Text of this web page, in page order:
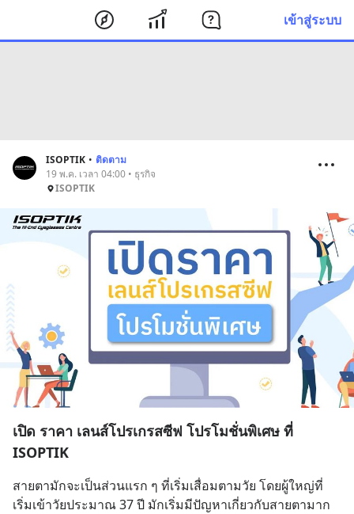
เข้าสู่ระบบ
ISOPTIK • ติดตาม
19 พ.ค. เวลา 04:00 • ธุรกิจ
ISOPTIK
เปิด ราคา เลนส์โปรเกรสซีฟ โปรโมชั่นพิเศษ ที่
ISOPTIK
สายตามักจะเป็นส่วนแรก ๆ ที่เริ่มเสื่อมตามวัย โดยผู้ใหญ่ที่
เริ่มเข้าวัยประมาณ 37 ปี มักเริ่มมีปัญหาเกี่ยวกับสายตามาก